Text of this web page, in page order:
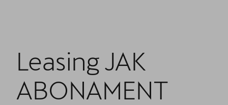
Leasing JAK
ABONAMENT